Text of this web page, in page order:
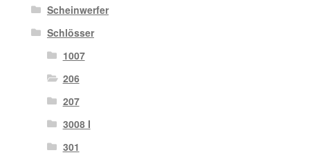
Scheinwerfer
Schlösser
1007
206
207
3008 I
301